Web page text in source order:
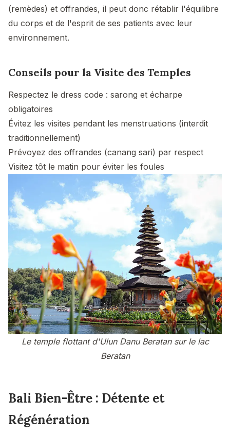
(remèdes) et offrandes, il peut donc rétablir l'équilibre
du corps et de l'esprit de ses patients avec leur
environnement.
Conseils pour la Visite des Temples
Respectez le dress code : sarong et écharpe
obligatoires
Évitez les visites pendant les menstruations (interdit
traditionnellement)
Prévoyez des offrandes (canang sari) par respect
Visitez tôt le matin pour éviter les foules
Le temple flottant d'Ulun Danu Beratan sur le lac
Beratan
Bali Bien-Être : Détente et
Régénération